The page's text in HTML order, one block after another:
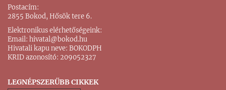
LEGNÉPSZERŰBB CIKKEK
Postacím:
2855 Bokod, Hősök tere 6.
Elektronikus elérhetőségeink:
Email: hivatal@bokod.hu
Hivatali kapu neve: BOKODPH
KRID azonosító: 209052327